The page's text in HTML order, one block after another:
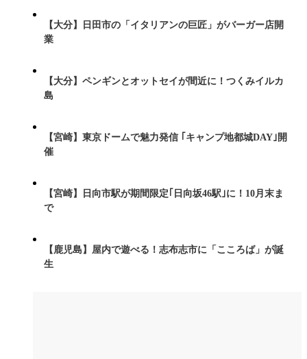
【大分】日田市の「イタリアンの巨匠」がバーガー店開
業
【大分】ペンギンとオットセイが間近に！つくみイルカ
島
【宮崎】東京ドームで魅力発信 ｢キャンプ地都城DAY｣開
催
【宮崎】日向市駅が期間限定｢日向坂46駅｣に！10月末ま
で
【鹿児島】屋内で遊べる！志布志市に「こころば」が誕
生